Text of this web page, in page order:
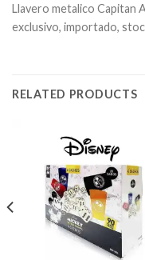
Llavero metalico Capitan
exclusivo, importado,
RELATED PRODUCTS